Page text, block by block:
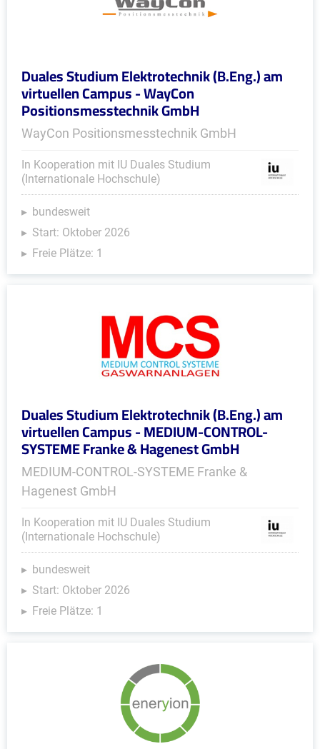
Duales Studium Elektrotechnik (B.Eng.) am
virtuellen Campus - WayCon
Positionsmesstechnik GmbH
WayCon Positionsmesstechnik GmbH
In Kooperation mit IU Duales Studium
(Internationale Hochschule)
bundesweit
Start: Oktober 2026
Freie Plätze: 1
Duales Studium Elektrotechnik (B.Eng.) am
virtuellen Campus - MEDIUM-CONTROL-
SYSTEME Franke & Hagenest GmbH
MEDIUM-CONTROL-SYSTEME Franke &
Hagenest GmbH
In Kooperation mit IU Duales Studium
(Internationale Hochschule)
bundesweit
Start: Oktober 2026
Freie Plätze: 1